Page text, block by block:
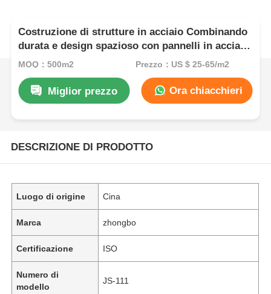
Costruzione di strutture in acciaio Combinando
durata e design spazioso con pannelli in acciaio
prefabbricati
MOQ：500m2 Prezzo：US $ 25-65/m2
Miglior prezzo Ora chiacchieri
DESCRIZIONE DI PRODOTTO
Luogo di origine Cina
Marca zhongbo
Certificazione ISO
Numero di
modello
JS-111